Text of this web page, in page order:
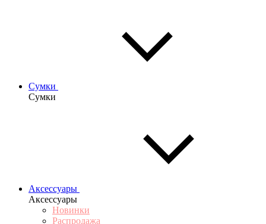
Сумки
Сумки
Аксессуары
Аксессуары
Новинки
Распродажа